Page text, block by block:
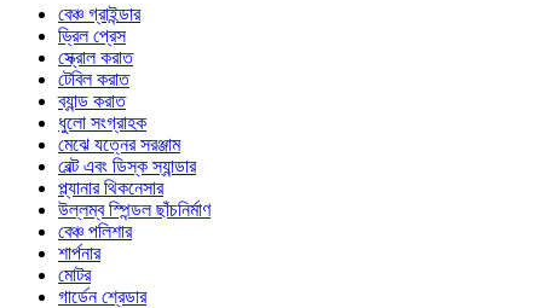
বেঞ্চ গ্রাইন্ডার
ড্রিল প্রেস
স্ক্রোল করাত
টেবিল করাত
ব্যান্ড করাত
ধুলো সংগ্রাহক
মেঝে যত্নের সরঞ্জাম
বেল্ট এবং ডিস্ক স্যান্ডার
প্ল্যানার থিকনেসার
উল্লম্ব স্পিন্ডল ছাঁচনির্মাণ
বেঞ্চ পলিশার
শার্পনার
মোটর
গার্ডেন শ্রেডার